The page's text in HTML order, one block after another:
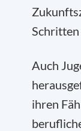
Schritten
Auch
ihren